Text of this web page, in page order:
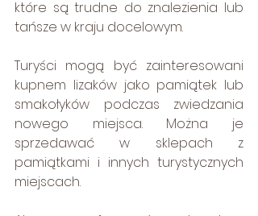
które są trudne do znalezienia lub
tańsze w kraju docelowym.
Turyści mogą być zainteresowani
kupnem lizaków jako pamiątek lub
smakołyków podczas zwiedzania
nowego miejsca. Można je
sprzedawać w sklepach z
pamiątkami i innych turystycznych
miejscach.